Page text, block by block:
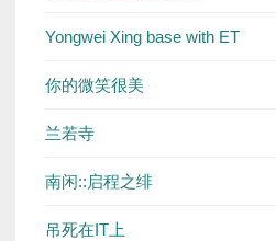
Yongwei Xing base with ET
你的微笑很美
兰若寺
南闲::启程之绯
吊死在IT上